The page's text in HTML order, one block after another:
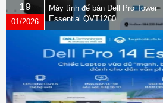
19
01/2026
Máy tính để bàn Dell Pro Tower
Essential QVT1260